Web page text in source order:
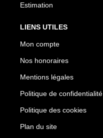
Estimation
LIENS UTILES
Mon compte
Nos honoraires
Mentions légales
Politique de confidentialité
Politique des cookies
Plan du site